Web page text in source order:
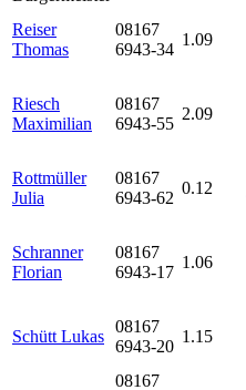
Reiser
Thomas
08167
6943-34
1.09
Riesch
Maximilian
08167
6943-55
2.09
Rottmüller
Julia
08167
6943-62
0.12
Schranner
Florian
08167
6943-17
1.06
Schütt Lukas
08167
6943-20
1.15
08167